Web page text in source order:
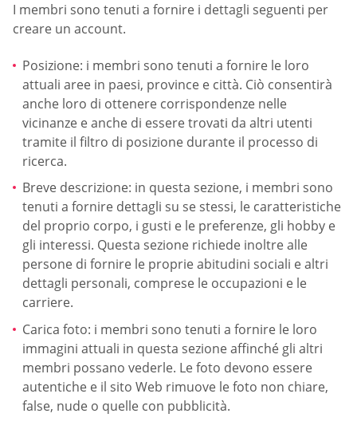
I membri sono tenuti a fornire i dettagli seguenti per
creare un account.
Posizione: i membri sono tenuti a fornire le loro
attuali aree in paesi, province e città. Ciò consentirà
anche loro di ottenere corrispondenze nelle
vicinanze e anche di essere trovati da altri utenti
tramite il filtro di posizione durante il processo di
ricerca.
Breve descrizione: in questa sezione, i membri sono
tenuti a fornire dettagli su se stessi, le caratteristiche
del proprio corpo, i gusti e le preferenze, gli hobby e
gli interessi. Questa sezione richiede inoltre alle
persone di fornire le proprie abitudini sociali e altri
dettagli personali, comprese le occupazioni e le
carriere.
Carica foto: i membri sono tenuti a fornire le loro
immagini attuali in questa sezione affinché gli altri
membri possano vederle. Le foto devono essere
autentiche e il sito Web rimuove le foto non chiare,
false, nude o quelle con pubblicità.